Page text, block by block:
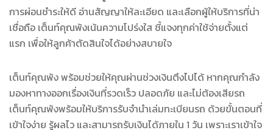
การผ่อนชำระให้ดี อ่านสัญญาให้ละเอียด และเลือกผู้ให้บริการที่น่า
เชื่อถือ เต็นท์คุณพ้งเน้นความโปร่งใส ชี้แจงทุกค่าใช้จ่ายตั้งแต่
แรก เพื่อให้ลูกค้าตัดสินใจได้อย่างสบายใจ
เต็นท์คุณพ้ง พร้อมช่วยให้คุณผ่านช่วงเงินตึงไปได้ หากคุณกำลัง
มองหาทางออกเรื่องเงินที่รวดเร็ว ปลอดภัย และไม่ต้องเสียรถ
เต็นท์คุณพ้งพร้อมให้บริการรับจำนำเล่มทะเบียนรถ ด้วยขั้นตอนที่
เข้าใจง่าย รู้ผลไว และสามารถรับเงินได้ภายใน 1 วัน เพราะเราเข้าใจ